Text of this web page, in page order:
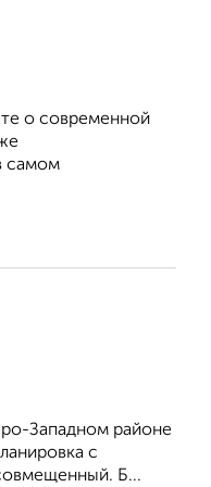
о современной
самом
Западном районе
с
Б...